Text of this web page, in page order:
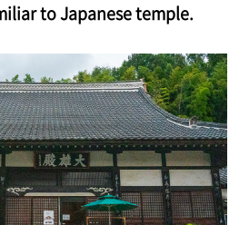
to Japanese temple.